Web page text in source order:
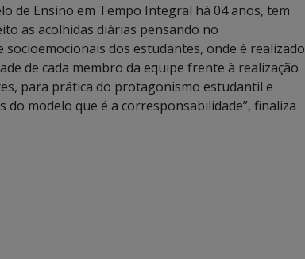
de Ensino em Tempo Integral há 04 anos, tem
as acolhidas diárias pensando no
dos estudantes, onde é realizado
de cada membro da equipe frente à realização
para prática do protagonismo estudantil e
modelo que é a corresponsabilidade”, finaliza